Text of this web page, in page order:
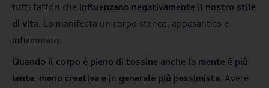
tutti fattori che influenzano negativamente il nostro stile
di vita. Lo manifesta un corpo stanco, appesantito e
infiammato.
Quando il corpo è pieno di tossine anche la mente è più
lenta, meno creativa e in generale più pessimista. Avere